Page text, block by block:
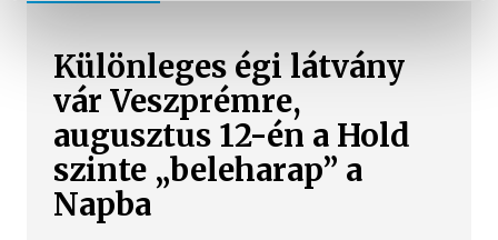
Különleges égi látvány
vár Veszprémre,
augusztus 12-én a Hold
szinte „beleharap” a
Napba